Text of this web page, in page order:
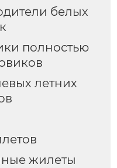
белых
полностью
летних
жилеты